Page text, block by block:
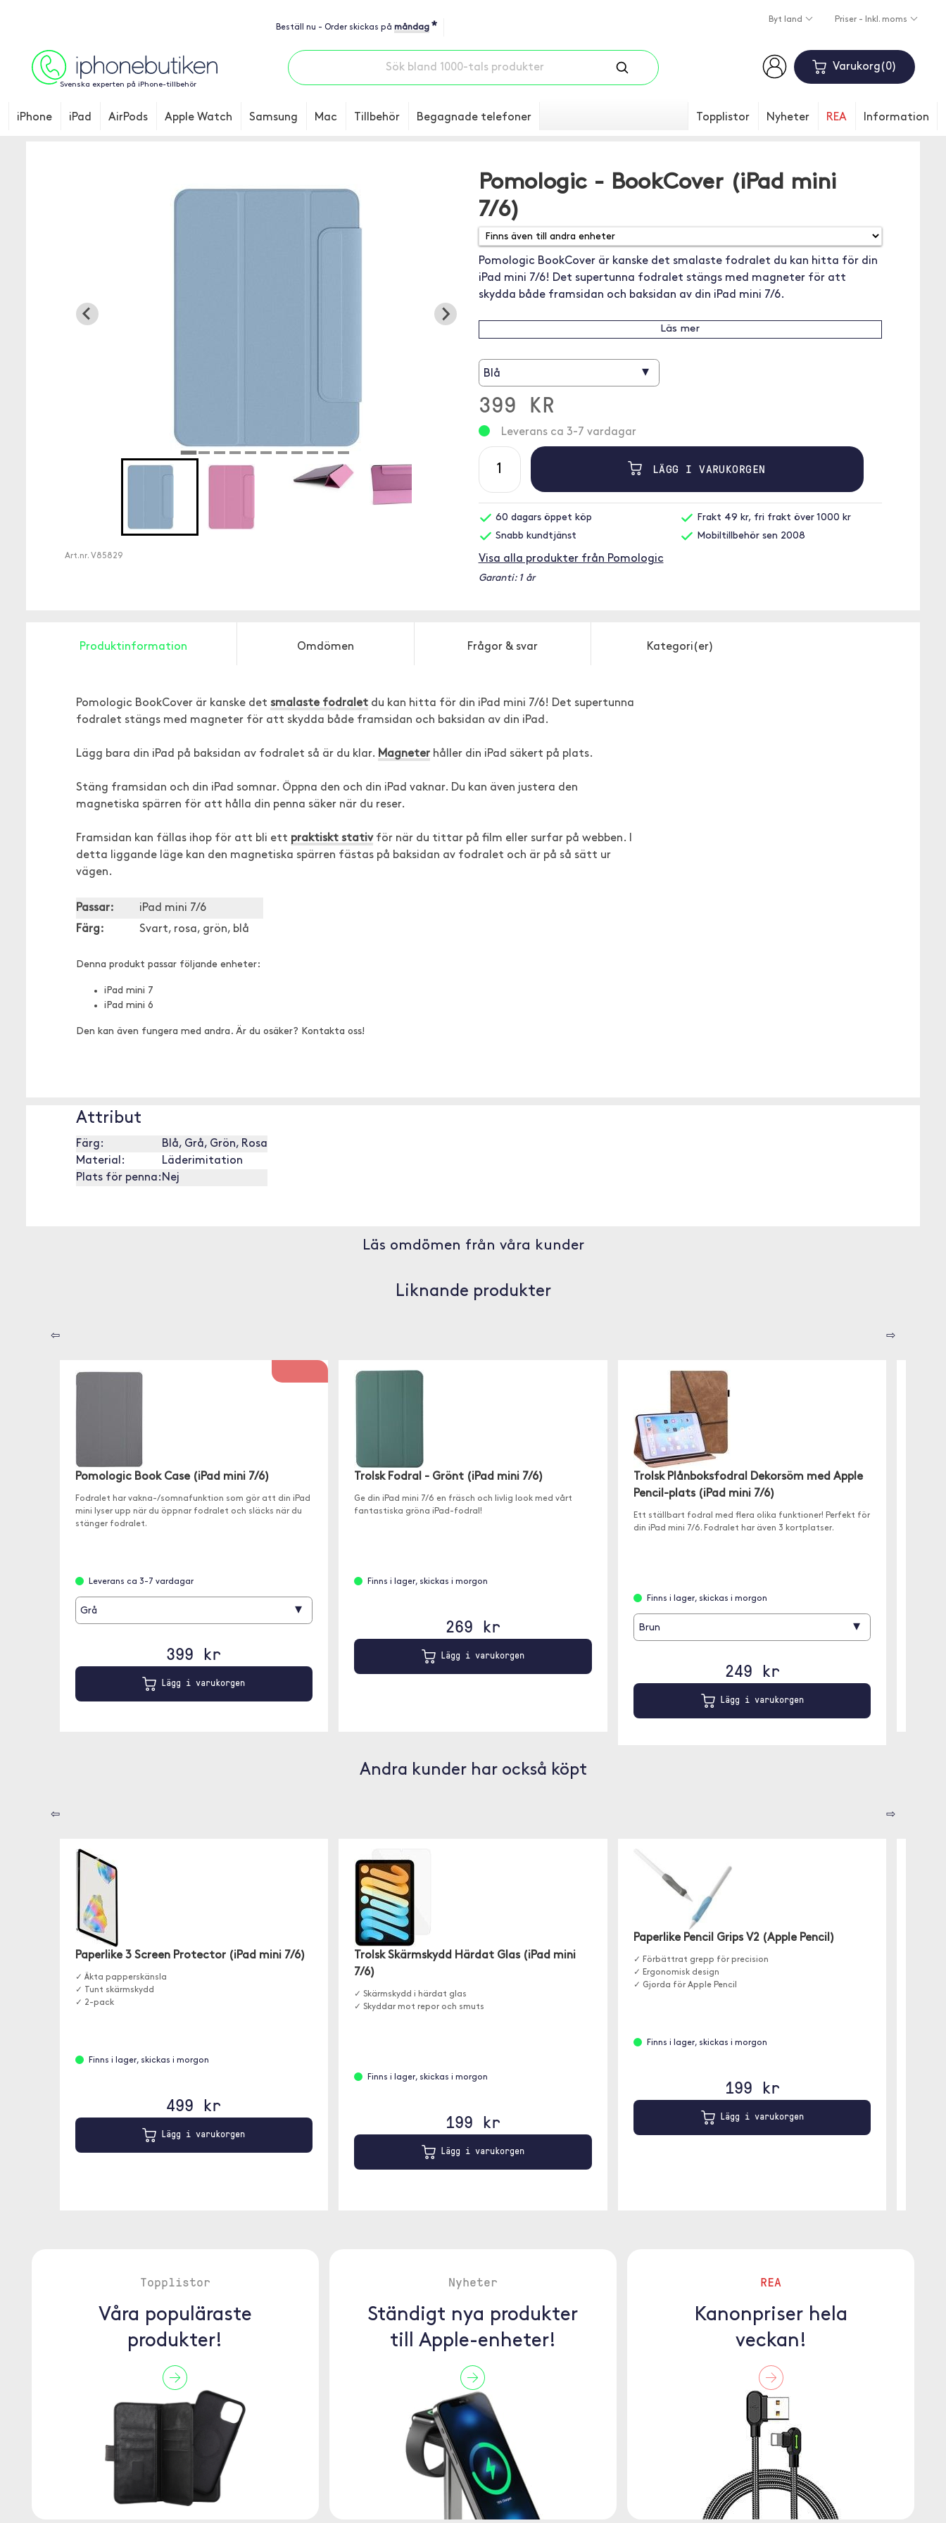
Beställ nu - Order skickas på måndag *
Byt land Priser - Inkl. moms
Svenska experten på iPhone-tillbehör
Varukorg 0
iPhone iPad AirPods Apple Watch Samsung Mac Tillbehör Begagnade telefoner Topplistor Nyheter REA Information
Art.nr. V85829
Pomologic - BookCover (iPad mini
7/6)
Pomologic BookCover är kanske det smalaste fodralet du kan hitta för din
iPad mini 7/6! Det supertunna fodralet stängs med magneter för att
skydda både framsidan och baksidan av din iPad mini 7/6.
Läs mer
Blå ▾
399 KR
Leverans ca 3-7 vardagar
LÄGG I VARUKORGEN
60 dagars öppet köp
Frakt 49 kr, fri frakt över 1000 kr
Snabb kundtjänst
Mobiltillbehör sen 2008
Visa alla produkter från Pomologic
Garanti: 1 år
Produktinformation Omdömen Frågor & svar Kategori(er)
Pomologic BookCover är kanske det smalaste fodralet du kan hitta för din iPad mini 7/6! Det supertunna
fodralet stängs med magneter för att skydda både framsidan och baksidan av din iPad.
Lägg bara din iPad på baksidan av fodralet så är du klar. Magneter håller din iPad säkert på plats.
Stäng framsidan och din iPad somnar. Öppna den och din iPad vaknar. Du kan även justera den
magnetiska spärren för att hålla din penna säker när du reser.
Framsidan kan fällas ihop för att bli ett praktiskt stativför när du tittar på film eller surfar på webben. I
detta liggande läge kan den magnetiska spärren fästas på baksidan av fodralet och är på så sätt ur
vägen.
Passar:
iPad mini 7/6
Färg:
Svart, rosa, grön, blå
Denna produkt passar följande enheter:
iPad mini 7
iPad mini 6
Den kan även fungera med andra. Är du osäker? Kontakta oss!
Attribut
Färg:
Blå, Grå, Grön, Rosa
Material:
Läderimitation
Plats för penna: Nej
Läs omdömen från våra kunder
Liknande produkter
⇦ ⇨
Pomologic Book Case (iPad mini 7/6)
Fodralet har vakna-/somnafunktion som gör att din iPad
mini lyser upp när du öppnar fodralet och släcks när du
stänger fodralet.
Leverans ca 3-7 vardagar
Grå ▾
399 kr
Lägg i varukorgen
Trolsk Fodral - Grönt (iPad mini 7/6)
Ge din iPad mini 7/6 en fräsch och livlig look med vårt
fantastiska gröna iPad-fodral!
Finns i lager, skickas i morgon
269 kr
Lägg i varukorgen
Trolsk Plånboksfodral Dekorsöm med Apple
Pencil-plats (iPad mini 7/6)
Ett ställbart fodral med flera olika funktioner! Perfekt för
din iPad mini 7/6. Fodralet har även 3 kortplatser.
Finns i lager, skickas i morgon
Brun ▾
249 kr
Lägg i varukorgen
Andra kunder har också köpt
⇦ ⇨
Paperlike 3 Screen Protector (iPad mini 7/6)
✓ Äkta papperskänsla
✓ Tunt skärmskydd
✓ 2-pack
Finns i lager, skickas i morgon
499 kr
Lägg i varukorgen
Trolsk Skärmskydd Härdat Glas (iPad mini
7/6)
✓ Skärmskydd i härdat glas
✓ Skyddar mot repor och smuts
Finns i lager, skickas i morgon
199 kr
Lägg i varukorgen
Paperlike Pencil Grips V2 (Apple Pencil)
✓ Förbättrat grepp för precision
✓ Ergonomisk design
✓ Gjorda för Apple Pencil
Finns i lager, skickas i morgon
199 kr
Lägg i varukorgen
Topplistor
Våra populäraste
produkter!
Nyheter
Ständigt nya produkter
till Apple-enheter!
REA
Kanonpriser hela
veckan!